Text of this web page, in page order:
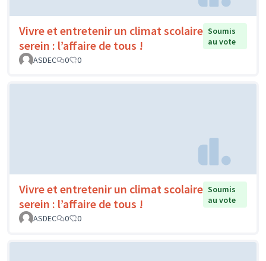
Vivre et entretenir un climat scolaire
serein : l’affaire de tous !
Soumis
au vote
ASDEC
0 0
Vivre et entretenir un climat scolaire
serein : l’affaire de tous !
Soumis
au vote
ASDEC
0 0